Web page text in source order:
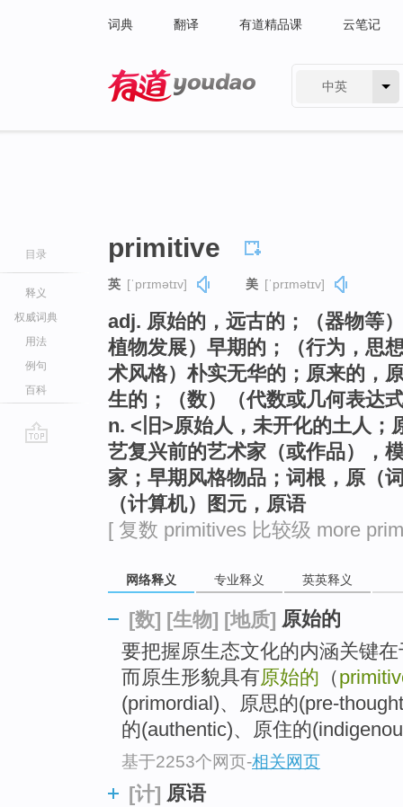
词典 翻译 有道精品课 云笔记
中英
目录
释义
权威词典
用法
例句
百科
primitive
英 [ˈprɪmətɪv] 美 [ˈprɪmətɪv]
adj. 原始的，远古的；（器物等
植物发展）早期的；（行为，思
术风格）朴实无华的；原来的，
生的；（数）（代数或几何表达
n. <旧>原始人，未开化的土人；
艺复兴前的艺术家（或作品），
家；早期风格物品；词根，原（
（计算机）图元，原语
[ 复数 primitives 比较级 more
网络释义 专业释义 英英释义
[数] [生物] [地质] 原始的
要把握原生态文化的内涵关键
而原生形貌具有原始的 （
(primordial)、原思的(pre-
的(authentic)、原住的
基于2253个网页-相关网页
[计] 原语